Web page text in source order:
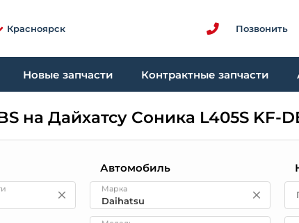
Красноярск Позвонить
Новые запчасти Контрактные запчасти
на Дайхатсу Соника L405S KF-
Автомобиль
Марка